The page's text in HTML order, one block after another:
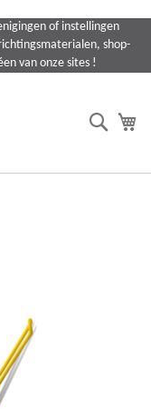
of instellingen
shop-
van onze sites !
Search